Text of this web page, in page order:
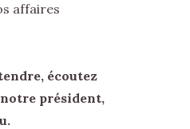
affaires
écoutez
président,